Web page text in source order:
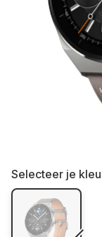
Selecteer je